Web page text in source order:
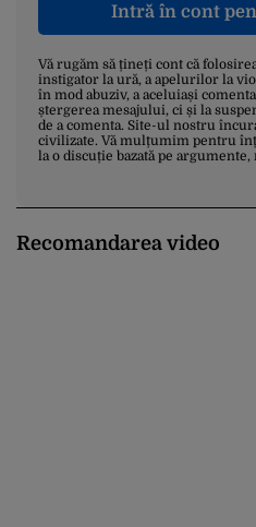
Intră în cont
Vă rugăm să țineți cont că
instigator la ură, a apelurilor la
în mod abuziv, a aceluiași
ștergerea mesajului, ci și la
de a comenta. Site-ul nostru
civilizate. Vă mulțumim pentru
la o discuție bazată pe argumente,
Recomandarea video